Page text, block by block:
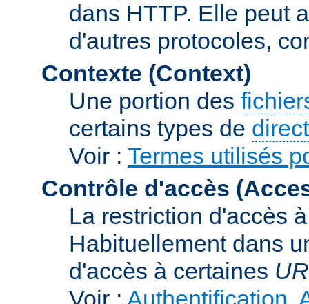
dans HTTP. Elle peut
d'autres protocoles,
Contexte (Context)
Une portion des
certains types de
Voir : Termes utilisés
Contrôle d'accès
La restriction d'accès
Habituellement dans
d'accès à certaines
Voir : Authentification,